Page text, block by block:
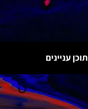
תוכן עניינים